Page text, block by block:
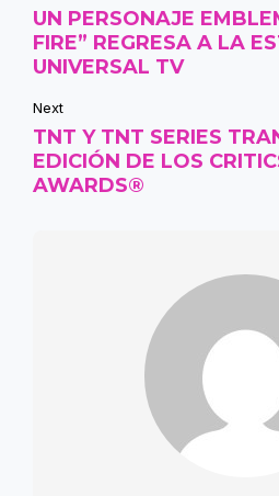
UN PERSONAJE
FIRE” REGRESA A LA
UNIVERSAL TV
Next
TNT Y TNT SERIES
EDICIÓN DE LOS
AWARDS®